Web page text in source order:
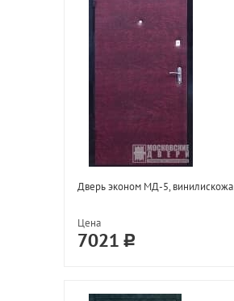
Дверь эконом МД-5, винилискожа
Цена
7021